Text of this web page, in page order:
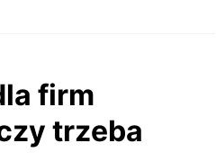
firm
trzeba
i działa niezawodnie. Pozwalają